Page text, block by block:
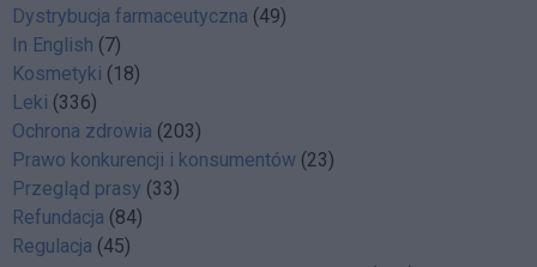
Dystrybucja farmaceutyczna (49)
In English (7)
Kosmetyki (18)
Leki (336)
Ochrona zdrowia (203)
Prawo konkurencji i konsumentów (23)
Przegląd prasy (33)
Refundacja (84)
Regulacja (45)